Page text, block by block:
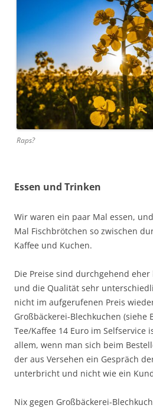
Raps?
Essen und Trinken
Wir waren ein paar Mal essen,
Mal Fischbrötchen so zwischen
Kaffee und Kuchen.
Die Preise sind durchgehend
und die Qualität sehr
nicht im aufgerufenen Preis
Großbäckerei-Blechkuchen (siehe
Tee/Kaffee 14 Euro im Selfservice
allem, wenn man sich beim
der aus Versehen ein Gespräch
unterbricht und nicht wie ein
Nix gegen Großbäckerei-